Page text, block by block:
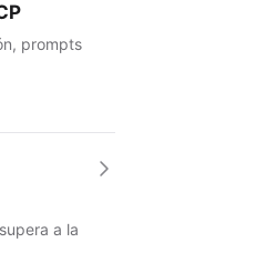
prompts
a la